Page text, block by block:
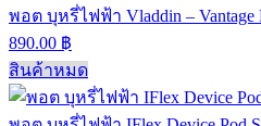
พอต บุหรี่ไฟฟ้า Vladdin – Vantage
890.00 ฿
สินค้าหมด